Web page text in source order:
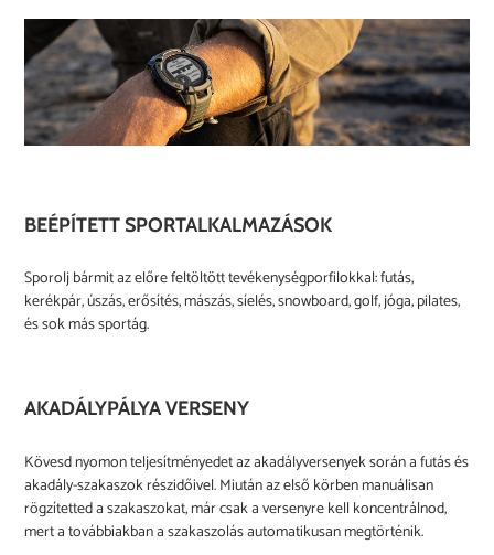
BEÉPÍTETT SPORTALKALMAZÁSOK
Sporolj bármit az előre feltöltött tevékenységporfilokkal: futás,
kerékpár, úszás, erősítés, mászás, síelés, snowboard, golf, jóga, pilates,
és sok más sportág.
AKADÁLYPÁLYA VERSENY
Kövesd nyomon teljesítményedet az akadályversenyek során a futás és
akadály-szakaszok részidőivel. Miután az első körben manuálisan
rögzítetted a szakaszokat, már csak a versenyre kell koncentrálnod,
mert a továbbiakban a szakaszolás automatikusan megtörténik.